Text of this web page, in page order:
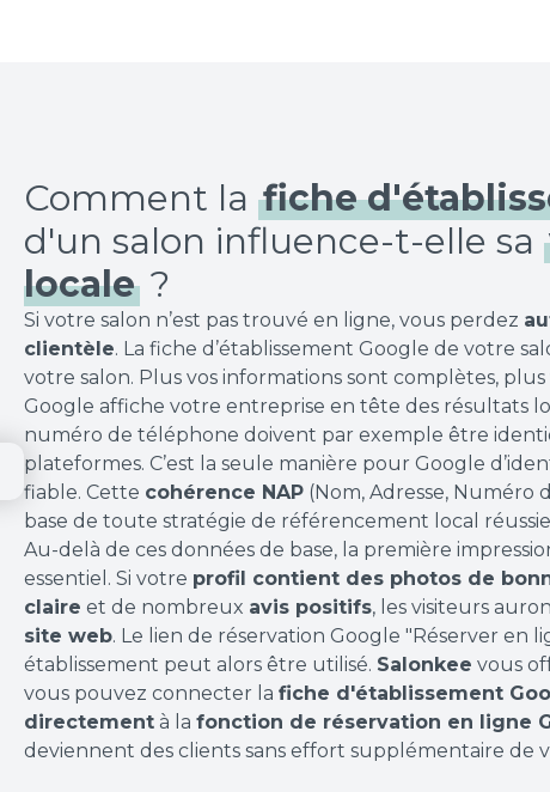
Comment la fiche
d'un salon influence-t-elle sa
locale ?
Si votre salon n’est pas trouvé en ligne, vous perdez
clientèle. La fiche d’établissement Google de votre
votre salon. Plus vos informations sont complètes,
Google affiche votre entreprise en tête des résultats
numéro de téléphone doivent par exemple être
plateformes. C’est la seule manière pour Google
fiable. Cette cohérence NAP (Nom, Adresse,
base de toute stratégie de référencement local
Au-delà de ces données de base, la première
essentiel. Si votre profil contient des photos de
claire et de nombreux avis positifs, les visiteurs
site web. Le lien de réservation Google "Réserver en
établissement peut alors être utilisé. Salonkee vous
vous pouvez connecter la fiche d'établissement
directement à la fonction de réservation en ligne
deviennent des clients sans effort supplémentaire de